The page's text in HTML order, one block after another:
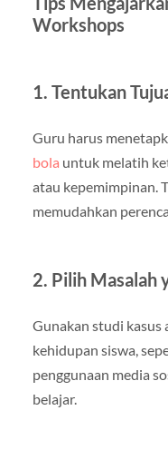
Workshops
1. Tentukan
Guru harus
bola untuk melatih
atau kepemimpinan.
memudahkan
2. Pilih Masalah
Gunakan studi kasus
kehidupan siswa,
penggunaan media
belajar.